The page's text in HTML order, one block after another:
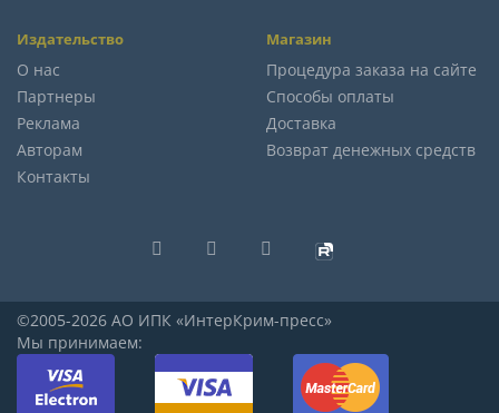
Издательство
О нас
Партнеры
Реклама
Авторам
Контакты
Магазин
Процедура заказа на сайте
Способы оплаты
Доставка
Возврат денежных средств
©2005-2026 АО ИПК «ИнтерКрим-пресс»
Мы принимаем: